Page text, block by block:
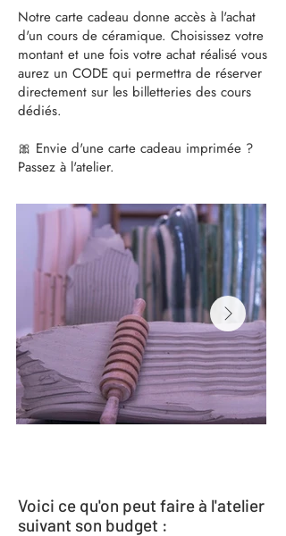
Notre carte cadeau donne accès à l'achat
d'un cours de céramique. Choisissez votre
montant et une fois votre achat réalisé vous
aurez un CODE qui permettra de réserver
directement sur les billetteries des cours
dédiés.
🎀 Envie d'une carte cadeau imprimée ?
Passez à l'atelier.
Voici ce qu'on peut faire à l'atelier
suivant son budget :